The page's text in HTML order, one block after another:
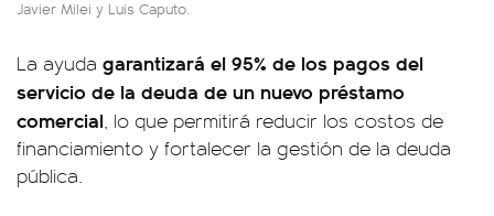
Javier Milei y Luis Caputo.
La ayuda garantizará el 95% de los pagos del
servicio de la deuda de un nuevo préstamo
comercial, lo que permitirá reducir los costos de
financiamiento y fortalecer la gestión de la deuda
pública.